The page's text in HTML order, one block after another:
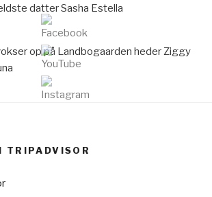
datter Sasha Estella
op på Landbogaarden heder Ziggy
TRIPADVISOR